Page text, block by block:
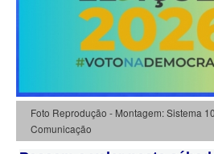
Foto Reprodução - Montagem: Sistema
Comunicação